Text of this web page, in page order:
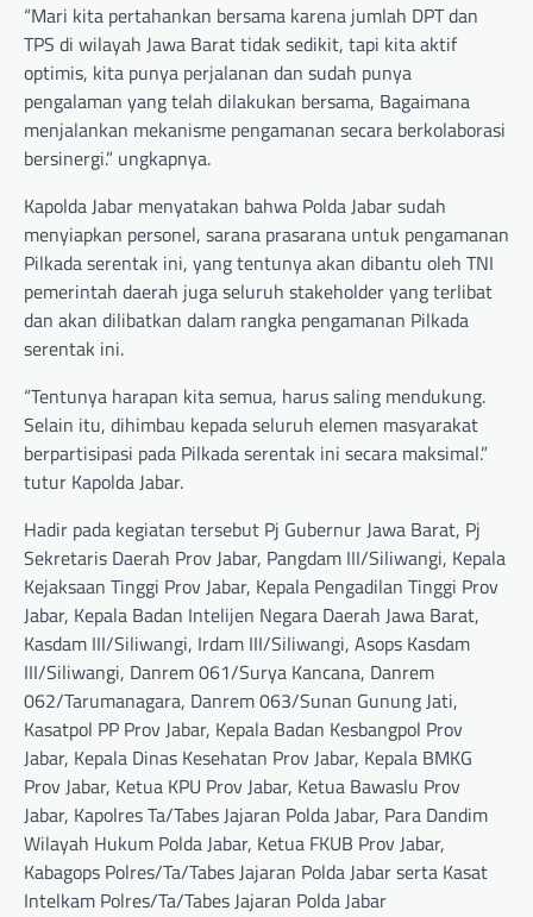
“Mari kita pertahankan bersama karena jumlah DPT dan
TPS di wilayah Jawa Barat tidak sedikit, tapi kita aktif
optimis, kita punya perjalanan dan sudah punya
pengalaman yang telah dilakukan bersama, Bagaimana
menjalankan mekanisme pengamanan secara berkolaborasi
bersinergi.” ungkapnya.
Kapolda Jabar menyatakan bahwa Polda Jabar sudah
menyiapkan personel, sarana prasarana untuk pengamanan
Pilkada serentak ini, yang tentunya akan dibantu oleh TNI
pemerintah daerah juga seluruh stakeholder yang terlibat
dan akan dilibatkan dalam rangka pengamanan Pilkada
serentak ini.
“Tentunya harapan kita semua, harus saling mendukung.
Selain itu, dihimbau kepada seluruh elemen masyarakat
berpartisipasi pada Pilkada serentak ini secara maksimal.”
tutur Kapolda Jabar.
Hadir pada kegiatan tersebut Pj Gubernur Jawa Barat, Pj
Sekretaris Daerah Prov Jabar, Pangdam III/Siliwangi, Kepala
Kejaksaan Tinggi Prov Jabar, Kepala Pengadilan Tinggi Prov
Jabar, Kepala Badan Intelijen Negara Daerah Jawa Barat,
Kasdam III/Siliwangi, Irdam III/Siliwangi, Asops Kasdam
III/Siliwangi, Danrem 061/Surya Kancana, Danrem
062/Tarumanagara, Danrem 063/Sunan Gunung Jati,
Kasatpol PP Prov Jabar, Kepala Badan Kesbangpol Prov
Jabar, Kepala Dinas Kesehatan Prov Jabar, Kepala BMKG
Prov Jabar, Ketua KPU Prov Jabar, Ketua Bawaslu Prov
Jabar, Kapolres Ta/Tabes Jajaran Polda Jabar, Para Dandim
Wilayah Hukum Polda Jabar, Ketua FKUB Prov Jabar,
Kabagops Polres/Ta/Tabes Jajaran Polda Jabar serta Kasat
Intelkam Polres/Ta/Tabes Jajaran Polda Jabar